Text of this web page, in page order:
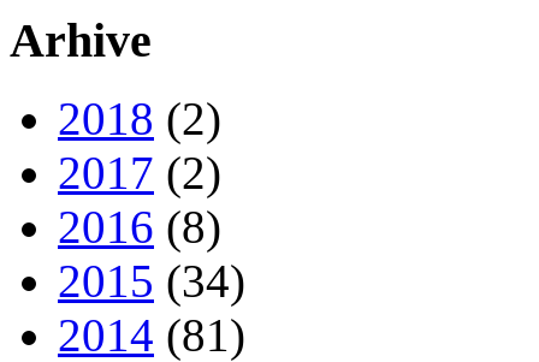
Arhive
2018 (2)
2017 (2)
2016 (8)
2015 (34)
2014 (81)